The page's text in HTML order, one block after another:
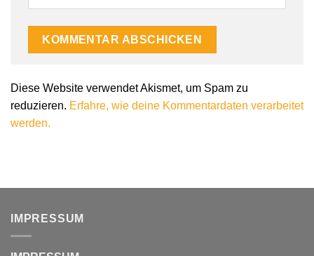
Diese Website verwendet Akismet, um Spam zu
reduzieren. Erfahre, wie deine Kommentardaten verarbeitet
werden.
IMPRESSUM